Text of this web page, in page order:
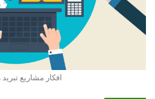
افكار مشاريع